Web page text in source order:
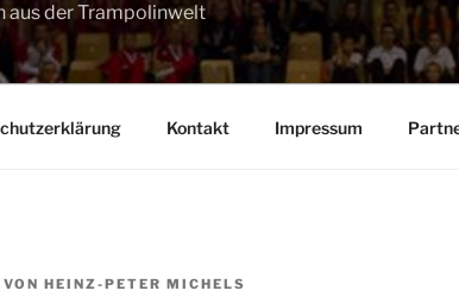
aus der Trampolinwelt
Kontakt Impressum
VON HEINZ-PETER MICHELS